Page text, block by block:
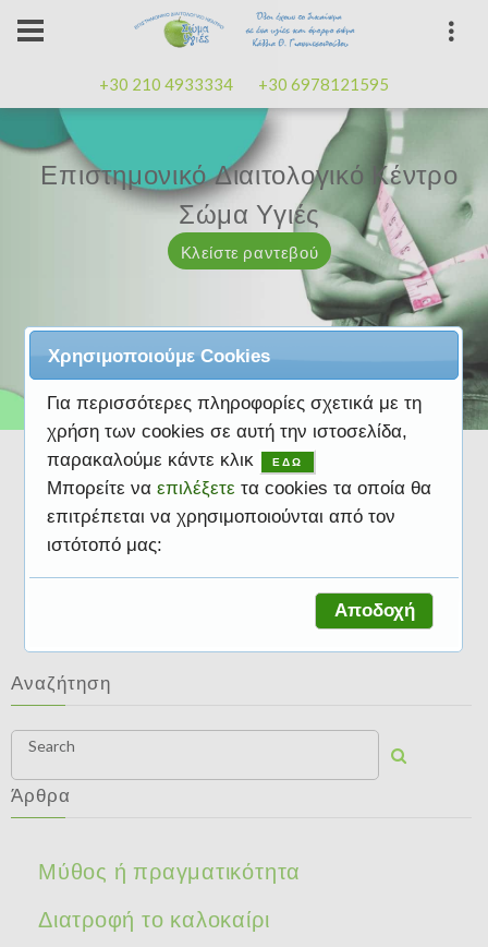
+30 210 4933334 +30 6978121595
Επαγγελματισμός, εμπειρίακαλή
διάθεση
Κλείστε ραντεβού
Επιστημονικό Διαιτολογικό Κέντρο
Σώμα Υγιές
Κλείστε ραντεβού
Μαζί μας μπορείτε
Κλείστε ραντεβού
Επαγγελματισμός, εμπειρίακαλή
διάθεση
Κλείστε ραντεβού
Επιστημονικό Διαιτολογικό Κέντρο
Σώμα Υγιές
Κλείστε ραντεβού
Διατροφή και άσκηση
Αναζήτηση
Search
Άρθρα
Μύθος ή πραγματικότητα
Διατροφή το καλοκαίρι
Χρησιμοποιούμε Cookies
Για περισσότερες πληροφορίες σχετικά με τη
χρήση των cookies σε αυτή την ιστοσελίδα,
παρακαλούμε κάντε κλικ
ΕΔΩ
Μπορείτε να επιλέξετε τα cookies τα οποία θα
επιτρέπεται να χρησιμοποιούνται από τον
ιστότοπό μας:
Αποδοχή